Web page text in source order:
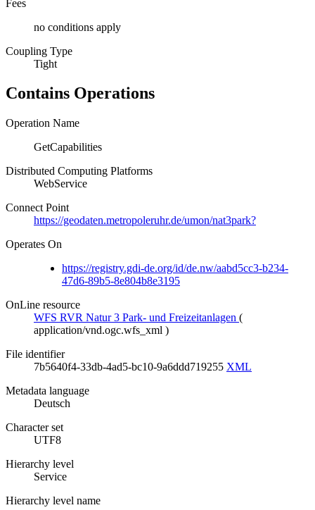
Fees
no conditions apply
Coupling Type
Tight
Contains Operations
Operation Name
GetCapabilities
Distributed Computing Platforms
WebService
Connect Point
https://geodaten.metropoleruhr.de/umon/nat3park?
Operates On
https://registry.gdi-de.org/id/de.nw/aabd5cc3-b234-
47d6-89b5-8e804b8e3195
OnLine resource
WFS RVR Natur 3 Park- und Freizeitanlagen (
application/vnd.ogc.wfs_xml )
File identifier
7b5640f4-33db-4ad5-bc10-9a6ddd719255 XML
Metadata language
Deutsch
Character set
UTF8
Hierarchy level
Service
Hierarchy level name